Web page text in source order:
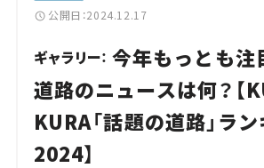
公開日：2024.12.17
ギャラリー： 今年もっとも注
道路のニュースは何？【
KURA「話題の道路」ラ
2024】
Cars
Lifestyle
Traffic
Special